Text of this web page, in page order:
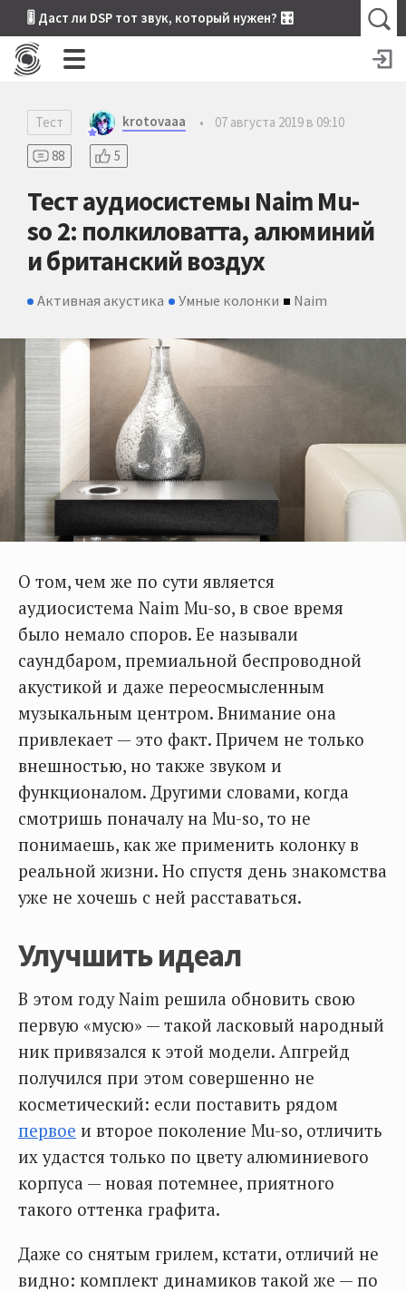
🎚 Даст ли DSP тот звук, который нужен? 🎛
Тест krotovaaa •
07 августа 2019 в 09:10
88
5
Тест аудиосистемы Naim Mu-
so 2: полкиловатта, алюминий
и британский воздух
Активная акустика Умные колонки Naim
О том, чем же по сути является
аудиосистема Naim Mu-so, в свое время
было немало споров. Ее называли
саундбаром, премиальной беспроводной
акустикой и даже переосмысленным
музыкальным центром. Внимание она
привлекает — это факт. Причем не только
внешностью, но также звуком и
функционалом. Другими словами, когда
смотришь поначалу на Mu-so, то не
понимаешь, как же применить колонку в
реальной жизни. Но спустя день знакомства
уже не хочешь с ней расставаться.
Улучшить идеал
В этом году Naim решила обновить свою
первую «мусю» — такой ласковый народный
ник привязался к этой модели. Апгрейд
получился при этом совершенно не
косметический: если поставить рядом
первое и второе поколение Mu-so, отличить
их удастся только по цвету алюминиевого
корпуса — новая потемнее, приятного
такого оттенка графита.
Даже со снятым грилем, кстати, отличий не
видно: комплект динамиков такой же — по